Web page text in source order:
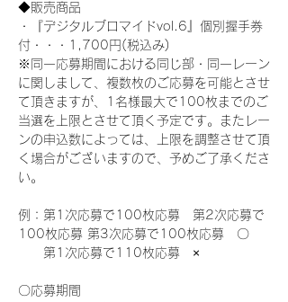
◆販売商品
・『デジタルブロマイドvol.6』個別握手券
付・・・1,700円(税込み)
※同一応募期間における同じ部・同一レーン
に関しまして、複数枚のご応募を可能とさせ
て頂きますが、1名様最大で100枚までのご
当選を上限とさせて頂く予定です。またレー
ンの申込数によっては、上限を調整させて頂
く場合がございますので、予めご了承くださ
い。
例：第1次応募で100枚応募　第2次応募で
100枚応募 第3次応募で100枚応募　〇
第1次応募で110枚応募　×
〇応募期間